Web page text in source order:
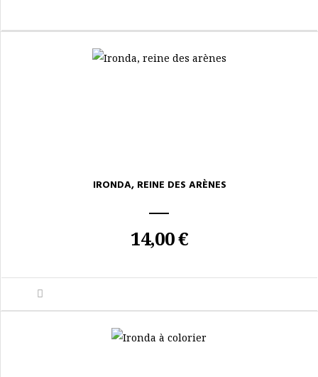
IRONDA, REINE DES ARÈNES
14,00 €